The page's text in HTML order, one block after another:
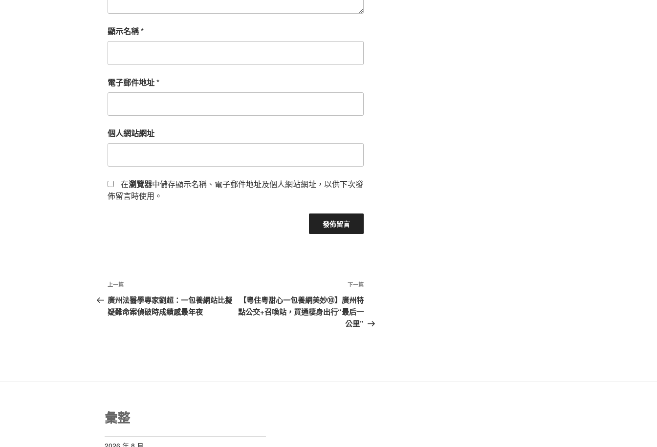
顯示名稱*
電子郵件地址*
個人網站網址
在瀏覽器中儲存顯示名稱、電子郵件地址及個人網站網址，以供下次發
佈留言時使用。
文
章
導
上
一
篇
上一篇
廣州法醫學專家劉超：一包養網站比擬
疑難命案偵破時成績感最年夜
下
一
篇
文
下一篇
【粵住粵甜心一包養網美妙⑩】廣州特
點公交+召喚站，買通棲身出行“最后一
公里”
彙整